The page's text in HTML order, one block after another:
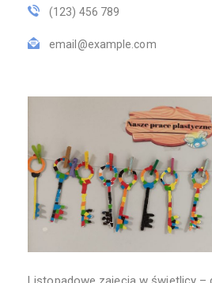
(123) 456 789
email@example.com